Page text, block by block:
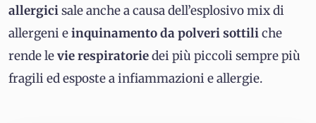
allergicisale anche a causa dell’esplosivo mix di
allergeni einquinamento da polveri sottiliche
rende levie respiratoriedei più piccoli sempre più
fragili ed esposte a infiammazioni e allergie.